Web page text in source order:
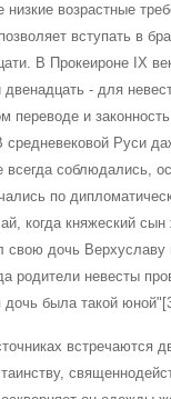
возрастные
вступать в
В Прокеироне IX
- для
переводе и
Руси
всегда соблюдались,
по
когда княжеский
свою дочь
родители невесты
дочь была такой
встречаются